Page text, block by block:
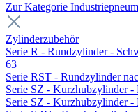
Zur Kategorie
Zylinderzubehör
Serie R - Rundzylinder -
63
Serie RST - Rundzylinder
Serie SZ - Kurzhubzylinder
Serie SZ - Kurzhubzylinder